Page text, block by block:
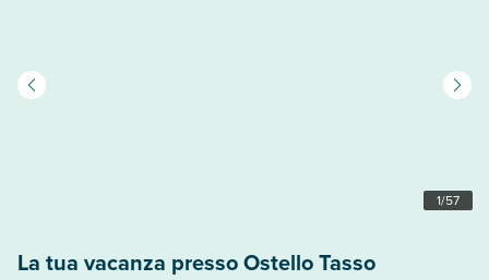
1/57
La tua vacanza presso Ostello Tasso